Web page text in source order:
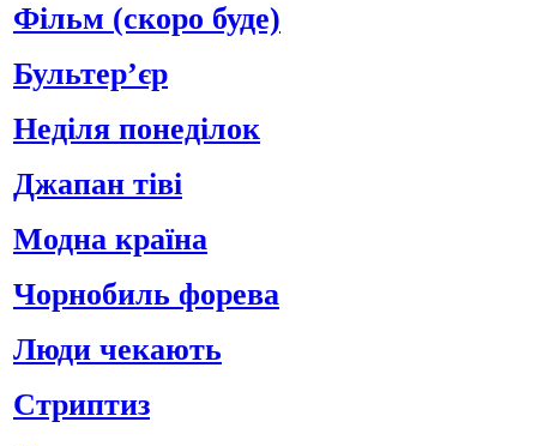
Фільм (скоро буде)
Бультер’єр
Неділя понеділок
Джапан тіві
Модна країна
Чорнобиль форева
Люди чекають
Стриптиз